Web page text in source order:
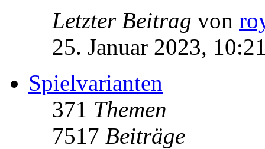
Letzter Beitrag von
25. Januar 2023,
Spielvarianten
371 Themen
7517 Beiträge